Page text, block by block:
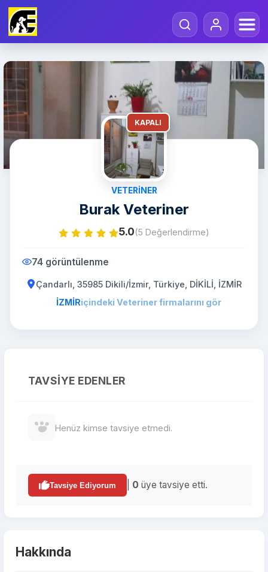
KAPALI
VETERINER
Burak Veteriner
5.0(5 Değerlendirme)
74 görüntülenme
Çandarlı, 35985 Dikili/İzmir, Türkiye, DİKİLİ, İZMİR
İZMİRiçindeki Veteriner firmalarını gör
TAVSIYE EDENLER
Henüz kimse tavsiye etmedi.
Tavsiye Ediyorum 0 üye tavsiye etti.
Hakkında